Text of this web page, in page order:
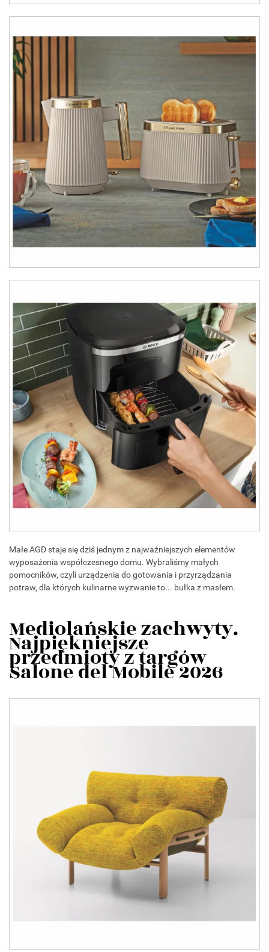
Małe AGD staje się dziś jednym z najważniejszych elementów
wyposażenia współczesnego domu. Wybraliśmy małych
pomocników, czyli urządzenia do gotowania i przyrządzania
potraw, dla których kulinarne wyzwanie to... bułka z masłem.
Mediolańskie zachwyty.
Najpiękniejsze
przedmioty z targów
Salone del Mobile 2026